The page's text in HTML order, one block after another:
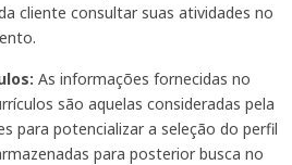
cliente consultar suas atividades no
As informações fornecidas no
são aquelas consideradas pela
para potencializar a seleção do perfil
para posterior busca no